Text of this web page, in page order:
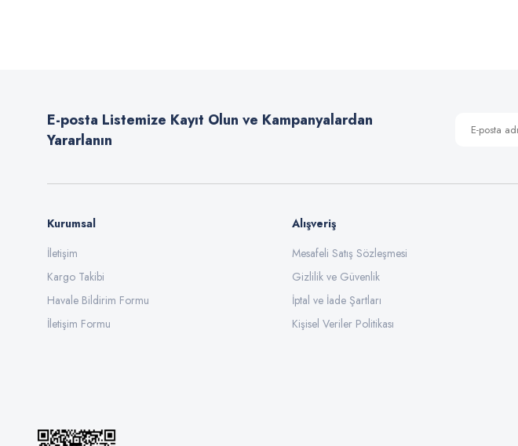
Ürün bilgilerinde hatalar bulunuyor.
Ürün fiyatı diğer sitelerden daha pahalı.
E-posta Listemize Kayıt Olun ve Kampanyalardan
Yararlanın
Kurumsal
İletişim
Kargo Takibi
Havale Bildirim Formu
İletişim Formu
Alışveriş
Mesafeli Satış Sözleşmesi
Gizlilik ve Güvenlik
İptal ve İade Şartları
Kişisel Veriler Politikası